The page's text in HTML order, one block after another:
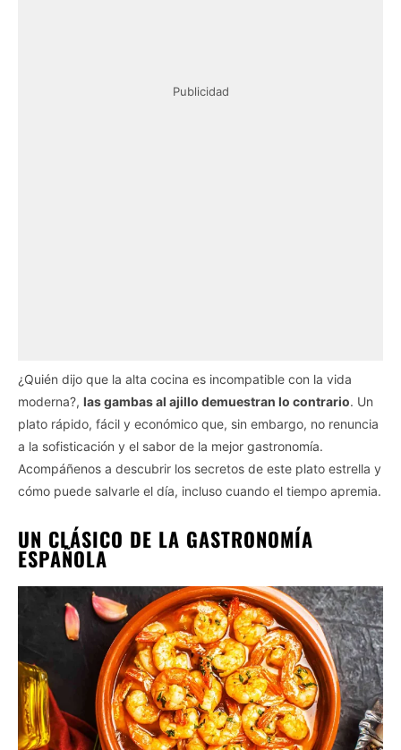
Publicidad
¿Quién dijo que la alta cocina es incompatible con la vida
moderna?, las gambas al ajillo demuestran lo contrario. Un
plato rápido, fácil y económico que, sin embargo, no renuncia
a la sofisticación y el sabor de la mejor gastronomía.
Acompáñenos a descubrir los secretos de este plato estrella y
cómo puede salvarle el día, incluso cuando el tiempo apremia.
UN CLÁSICO DE LA GASTRONOMÍA
ESPAÑOLA